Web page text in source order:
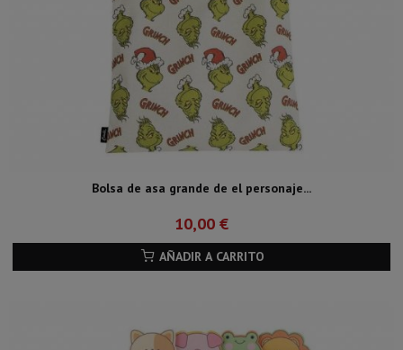
Bolsa de asa grande de el personaje...
10,00 €
AÑADIR A CARRITO